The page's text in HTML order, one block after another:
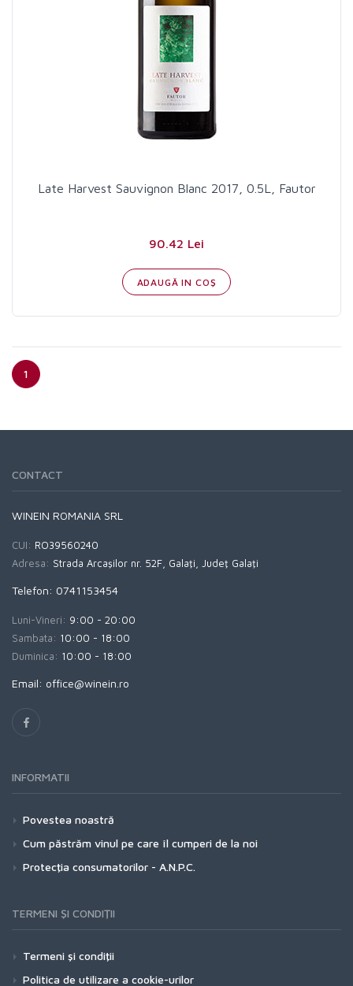
Late Harvest Sauvignon Blanc 2017, 0.5L, Fautor
90.42 Lei
ADAUGĂ IN COŞ
1
CONTACT
WINEIN ROMANIA SRL
CUI: RO39560240
Adresa: Strada Arcaşilor nr. 52F, Galaţi, Judeţ Galaţi
Telefon: 0741153454
Luni-Vineri: 9:00 - 20:00
Sambata: 10:00 - 18:00
Duminica: 10:00 - 18:00
Email: office@winein.ro
INFORMATII
Povestea noastră
Cum păstrăm vinul pe care îl cumperi de la noi
Protecţia consumatorilor - A.N.P.C.
TERMENI ŞI CONDIŢII
Termeni şi condiţii
Politica de utilizare a cookie-urilor